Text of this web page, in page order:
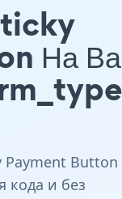
На
Payment Button
кода и без